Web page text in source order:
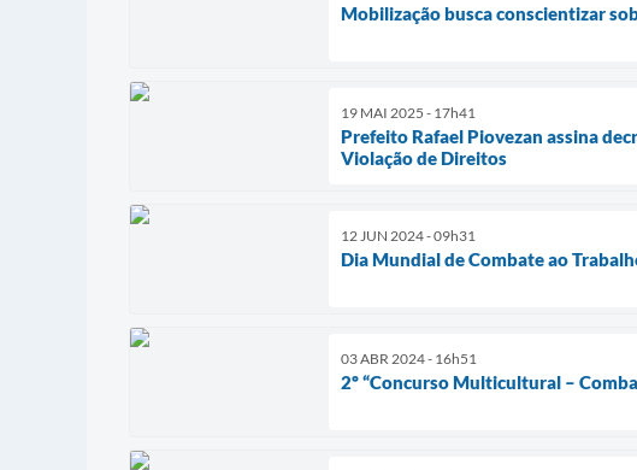
Mobilização busca conscientizar
19 MAI 2025 - 17h41
Prefeito Rafael Piovezan assina
Violação de Direitos
12 JUN 2024 - 09h31
Dia Mundial de Combate ao
03 ABR 2024 - 16h51
2º “Concurso Multicultural –